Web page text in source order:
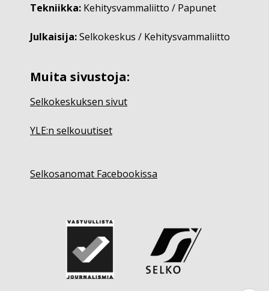
Tekniikka: Kehitysvammaliitto / Papunet
Julkaisija:Selkokeskus / Kehitysvammaliitto
Muita sivustoja:
Selkokeskuksen sivut
YLE:n selkouutiset
Selkosanomat Facebookissa